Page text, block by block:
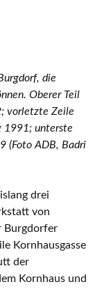
die
Oberer Teil
vorletzte Zeile
1991; unterste
(Foto ADB, Badri
drei
von
Burgdorfer
Kornhausgasse
der
Kornhaus und